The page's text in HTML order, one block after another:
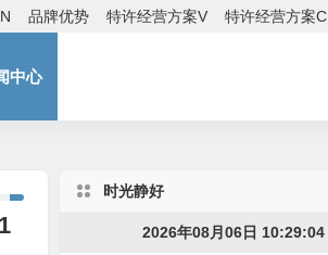
品牌优势 特许经营方案V 特许经营方案C
中心
时光静好
2026年08月06日 10:29:06